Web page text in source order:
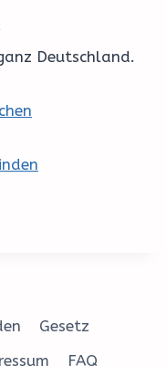
Deutschland.
Gesetz
FAQ